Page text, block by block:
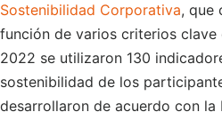
Sostenibilidad Corporativa, que
función de varios criterios clave
2022 se utilizaron 130
sostenibilidad de los
desarrollaron de acuerdo con la